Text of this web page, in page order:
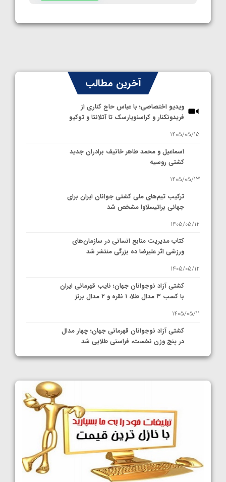
آخرین مطالب
ویدیو اختصاصی؛ با عباس حاج کناری از
فریدونکنار و کراسنویارسک تا آتلانتا و توکیو
1405/05/15
اسماعیل و محمد طاهر خانیف برادران جدید
کشتی روسیه
1405/05/13
ترکیب تیم‌های ملی کشتی جوانان ایران برای
جهانی براتیسلاوا مشخص شد
1405/05/12
کتاب مدیریت منابع انسانی در سازمان‌های
ورزشی اثر علیرضا ده بزرگی منتشر شد
1405/05/12
کشتی آزاد نوجوانان جهان؛ نایب قهرمانی ایران
با کسب ۳ مدال طلا، ۱ نقره و ۲ مدال برنز
1405/05/11
کشتی آزاد نوجوانان قهرمانی جهان؛ چهار مدال
در پنج وزن نخست، فراستی طلایی شد
1405/05/11
کشتی آزاد نوجوانان جهان؛ رقبای نمایندگان
ایران مشخص شدند
1405/05/08
کشتی فرنگی نوجوانان جهان؛ سکوی تیمی
سوم برای ایران